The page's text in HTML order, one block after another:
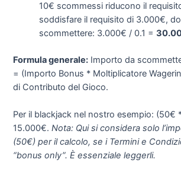
10€ scommessi riducono il
soddisfare il requisito di 3.000€,
scommettere: 3.000€ / 0.1 =
Formula generale: Importo da
= (Importo Bonus * Moltiplicatore
di Contributo del Gioco.
Per il blackjack nel nostro esempio: (50€
15.000€.Nota: Qui si considera solo
(50€) per il calcolo, se i Termini e
“bonus only”. È essenziale leggerli.